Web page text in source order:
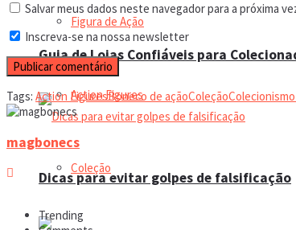
Figura de Ação
Action Figures
Coleção
Guia de Lojas Confiáveis para
Dicas para evitar golpes de falsificação
Salvar meus dados neste navegador para a próxima
Inscreva-se na nossa newsletter
Tags: Action FiguresBoneco de açãoColeçãoColecionismo
magbonecs
Trending